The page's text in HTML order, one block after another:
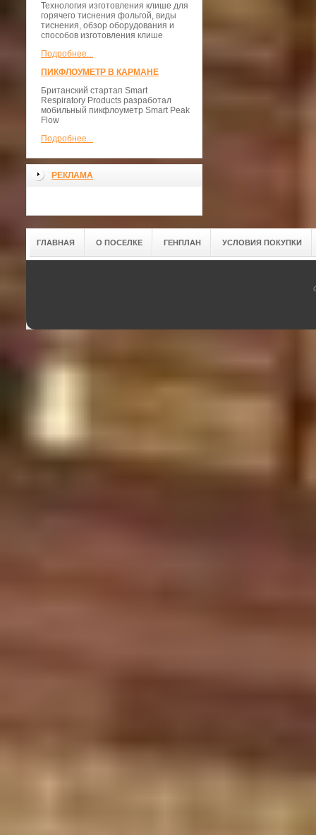
Технология изготовления клише для
горячего тиснения фольгой, виды
тиснения, обзор оборудования и
способов изготовления клише
Подробнее...
ПИКФЛОУМЕТР В КАРМАНЕ
Британский стартап Smart
Respiratory Products разработал
мобильный пикфлоуметр Smart Peak
Flow
Подробнее...
РЕКЛАМА
ГЛАВНАЯ О ПОСЕЛКЕ ГЕНПЛАН УСЛОВИЯ ПОКУПКИ